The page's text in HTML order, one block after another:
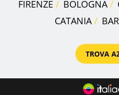
FIRENZE
BOLOGNA
CATANIA
TROVA